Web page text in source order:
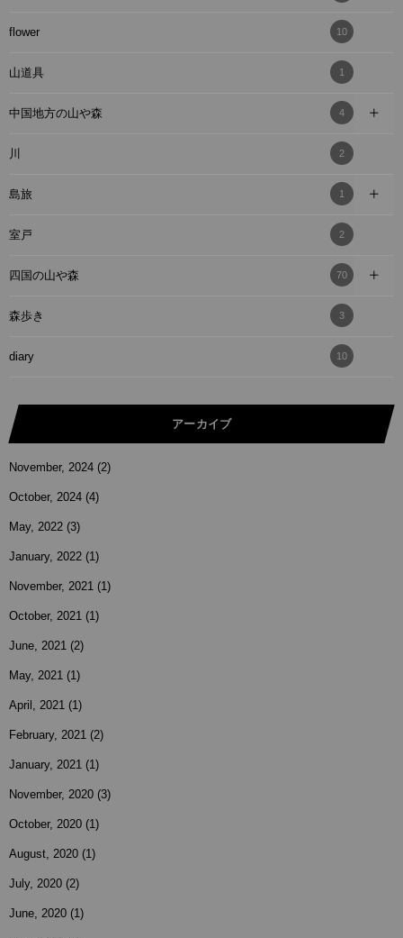
flower 10
山道具 1
中国地方の山や森 4
川 2
島旅 1
室戸 2
四国の山や森 70
森歩き 3
diary 10
アーカイブ
November, 2024 (2)
October, 2024 (4)
May, 2022 (3)
January, 2022 (1)
November, 2021 (1)
October, 2021 (1)
June, 2021 (2)
May, 2021 (1)
April, 2021 (1)
February, 2021 (2)
January, 2021 (1)
November, 2020 (3)
October, 2020 (1)
August, 2020 (1)
July, 2020 (2)
June, 2020 (1)